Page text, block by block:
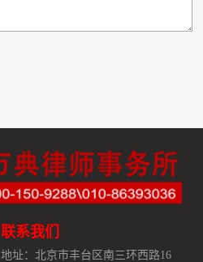
联系我们
地址： 北京市丰台区南三环西路16